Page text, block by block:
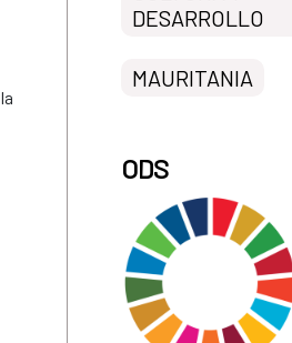
DESARROLLO
MAURITANIA
ODS